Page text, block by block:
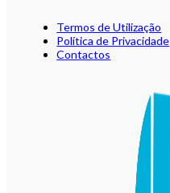
Termos de Utilização
Política de Privacidade
Contactos